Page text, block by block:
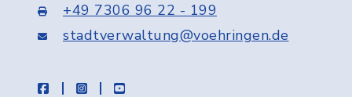
+49 7306 96 22 - 199
stadtverwaltung@voehringen.de
facebookinstagramyoutube